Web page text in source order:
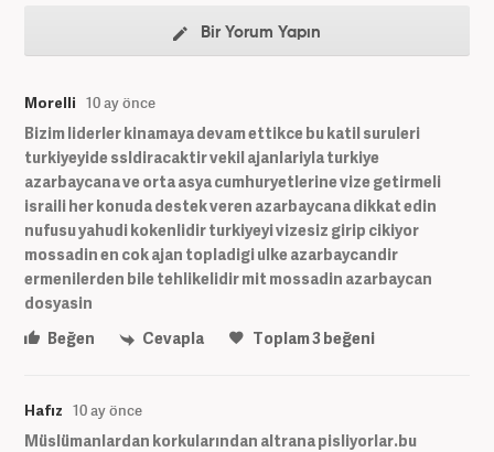
Bir Yorum Yapın
Morelli 10 ay önce
Bizim liderler kinamaya devam ettikce bu katil suruleri
turkiyeyide ssldiracaktir vekil ajanlariyla turkiye
azarbaycana ve orta asya cumhuryetlerine vize getirmeli
israili her konuda destek veren azarbaycana dikkat edin
nufusu yahudi kokenlidir turkiyeyi vizesiz girip cikiyor
mossadin en cok ajan topladigi ulke azarbaycandir
ermenilerden bile tehlikelidir mit mossadin azarbaycan
dosyasin
Beğen
Cevapla Toplam3beğeni
Hafız 10 ay önce
Müslümanlardan korkularından altrana pisliyorlar.bu